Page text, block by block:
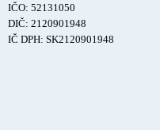
IČO: 52131050
DIČ: 2120901948
IČ DPH: SK2120901948